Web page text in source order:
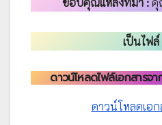
เป็นไฟล์
ดาวน์โหลดไฟล์เอกสารจ
ดาวน์โหลดเอ